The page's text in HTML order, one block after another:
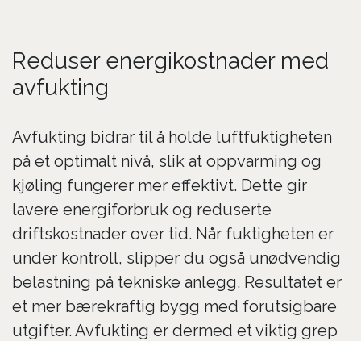
Reduser energikostnader med
avfukting
Avfukting bidrar til å holde luftfuktigheten
på et optimalt nivå, slik at oppvarming og
kjøling fungerer mer effektivt. Dette gir
lavere energiforbruk og reduserte
driftskostnader over tid. Når fuktigheten er
under kontroll, slipper du også unødvendig
belastning på tekniske anlegg. Resultatet er
et mer bærekraftig bygg med forutsigbare
utgifter. Avfukting er dermed et viktig grep